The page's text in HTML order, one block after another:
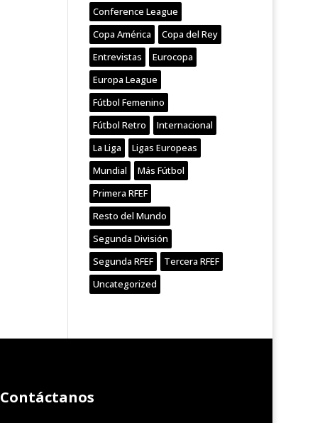
Conference League
Copa América
Copa del Rey
Entrevistas
Eurocopa
Europa League
Fútbol Femenino
Fútbol Retro
Internacional
La Liga
Ligas Europeas
Mundial
Más Fútbol
Primera RFEF
Resto del Mundo
Segunda División
Segunda RFEF
Tercera RFEF
Uncategorized
Contáctanos